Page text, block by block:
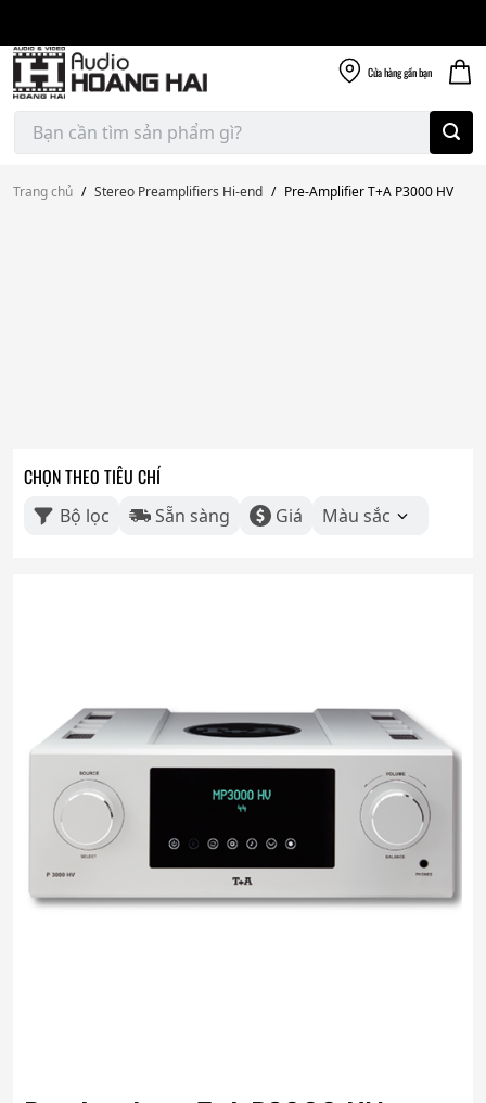
content
Cửa hànggần bạn
Tìm
kiếm:
Trang chủ / Stereo Preamplifiers Hi-end / Pre-Amplifier T+A P3000 HV
CHỌN THEO TIÊU CHÍ
Bộ lọc Sẵn sàng Giá Màu sắc